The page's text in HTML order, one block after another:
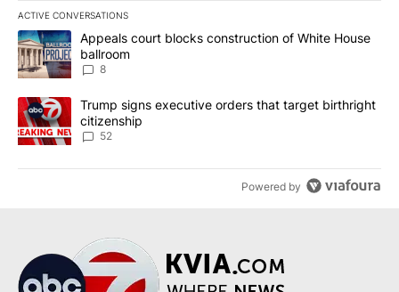
ACTIVE CONVERSATIONS
The following is a list of the most commented articles in the last
A trending article titled "Appeals court blocks construction of
Appeals court blocks construction of White House
ballroom
8
A trending article titled "Trump signs executive orders that
Trump signs executive orders that target birthright
citizenship
52
Powered by